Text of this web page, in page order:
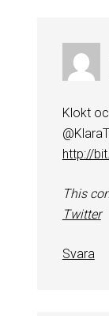
Klokt
http://
This
Twitter
Svara